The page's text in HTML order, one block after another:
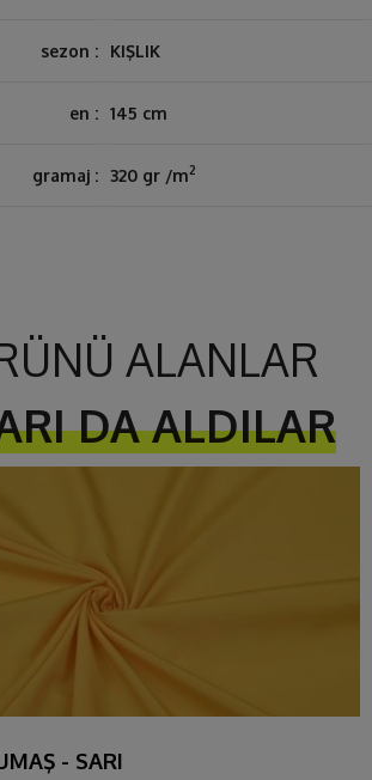
sezon : KIŞLIK
en : 145 cm
gramaj : 320 gr /m2
ALANLAR
DA ALDILAR
- SARI